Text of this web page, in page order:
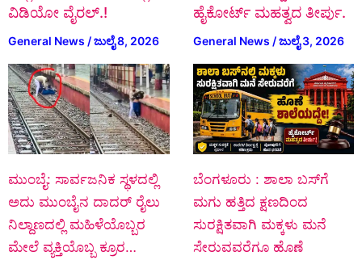
ವಿಡಿಯೋ ವೈರಲ್.!
General News /ಜುಲೈ 8, 2026
ಮುಂಬೈ: ಸಾರ್ವಜನಿಕ ಸ್ಥಳದಲ್ಲಿ
ಅದು ಮುಂಬೈನ ದಾದರ್ ರೈಲು
ನಿಲ್ದಾಣದಲ್ಲಿ ಮಹಿಳೆಯೊಬ್ಬರ
ಮೇಲೆ ವ್ಯಕ್ತಿಯೊಬ್ಬ ಕ್ರೂರ…
ಹೈಕೋರ್ಟ್ ಮಹತ್ವದ ತೀರ್ಪು.
General News /ಜುಲೈ 3, 2026
ಬೆಂಗಳೂರು : ಶಾಲಾ ಬಸ್‌ಗೆ
ಮಗು ಹತ್ತಿದ ಕ್ಷಣದಿಂದ
ಸುರಕ್ಷಿತವಾಗಿ ಮಕ್ಕಳು ಮನೆ
ಸೇರುವವರೆಗೂ ಹೊಣೆ